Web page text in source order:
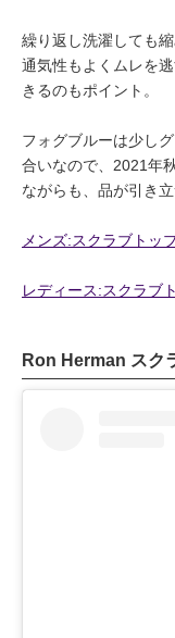
繰り返し洗濯しても
通気性もよくムレを
きるのもポイント。
フォグブルーは少し
合いなので、2021年
ながらも、品が引き
メンズ:スクラブトッ
レディース:スクラブ
Ron Herman スク